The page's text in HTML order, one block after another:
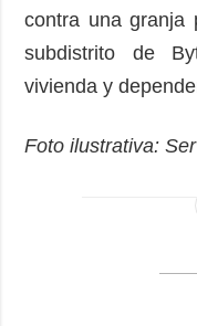
contra una granja
subdistrito de
vivienda y
Foto ilustrativa: